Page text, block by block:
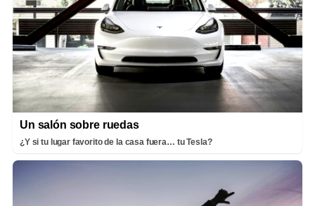
Un salón sobre ruedas
¿Y si tu lugar favorito de la casa fuera… tu Tesla?